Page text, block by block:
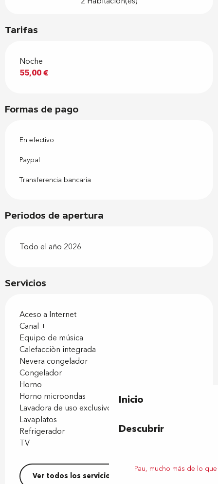
Inicio
Descubrir
Pau, mucho más de lo
Servicios
Aceso a Internet
Canal +
Equipo de música
Calefacciòn integrada
Nevera congelador
Congelador
Horno
Horno microondas
Lavadora de uso exclusivo
Lavaplatos
Refrigerador
TV
Ver todos los servicios
Tarifas
Noche
55,00 €
Formas de pago
En efectivo
Paypal
Transferencia bancaria
Periodos de apertura
Todo el año 2026